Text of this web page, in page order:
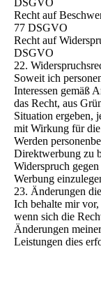
Recht auf
77 DSGVO
Recht auf
DSGVO
22.
Soweit ich
Interessen gemäß
das Recht, aus
Situation ergeben,
mit Wirkung für
Werden
Direktwerbung zu
Widerspruch
Werbung
23. Änderungen
Ich behalte mir vor,
wenn sich die
Änderungen
Leistungen dies